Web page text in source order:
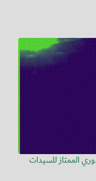
الممتاز للسيدات